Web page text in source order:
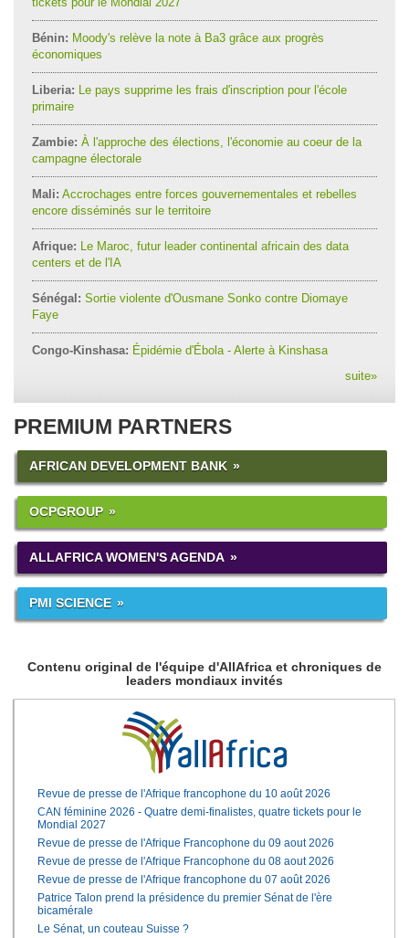
Bénin: Moody's relève la note à Ba3 grâce aux progrès
économiques
Liberia: Le pays supprime les frais d'inscription pour l'école
primaire
Zambie: À l'approche des élections, l'économie au coeur de la
campagne électorale
Mali: Accrochages entre forces gouvernementales et rebelles
encore disséminés sur le territoire
Afrique: Le Maroc, futur leader continental africain des data
centers et de l'IA
Sénégal: Sortie violente d'Ousmane Sonko contre Diomaye
Faye
Congo-Kinshasa: Épidémie d'Ébola - Alerte à Kinshasa
suite»
PREMIUM PARTNERS
AFRICAN DEVELOPMENT BANK
OCPGROUP
ALLAFRICA WOMEN'S AGENDA
PMI SCIENCE
Contenu original de l'équipe d'AllAfrica et chroniques de
leaders mondiaux invités
Revue de presse de l'Afrique francophone du 10 août 2026
CAN féminine 2026 - Quatre demi-finalistes, quatre tickets pour le
Mondial 2027
Revue de presse de l'Afrique Francophone du 09 aout 2026
Revue de presse de l'Afrique Francophone du 08 aout 2026
Revue de presse de l'Afrique francophone du 07 août 2026
Patrice Talon prend la présidence du premier Sénat de l'ère
bicamérale
Le Sénat, un couteau Suisse ?